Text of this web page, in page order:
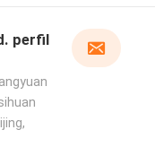
perfil